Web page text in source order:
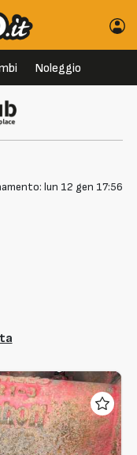
Noleggio
lun 12 gen 17:56